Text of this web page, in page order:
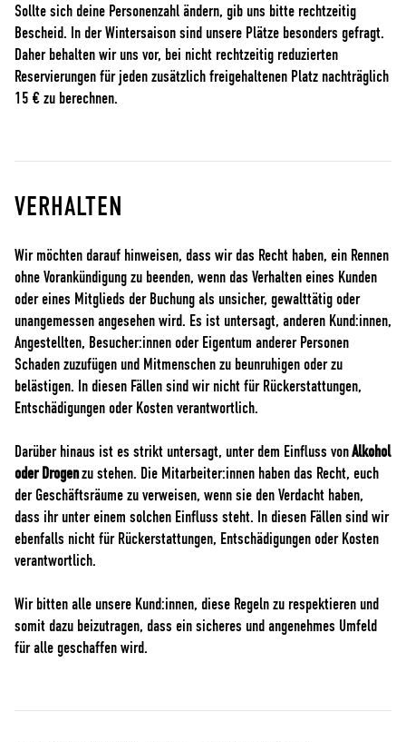
Sollte sich deine Personenzahl ändern, gib uns bitte rechtzeitig
Bescheid. In der Wintersaison sind unsere Plätze besonders gefragt.
Daher behalten wir uns vor, bei nicht rechtzeitig reduzierten
Reservierungen für jeden zusätzlich freigehaltenen Platz nachträglich
15 € zu berechnen.
VERHALTEN
Wir möchten darauf hinweisen, dass wir das Recht haben, ein Rennen
ohne Vorankündigung zu beenden, wenn das Verhalten eines Kunden
oder eines Mitglieds der Buchung als unsicher, gewalttätig oder
unangemessen angesehen wird. Es ist untersagt, anderen Kund:innen,
Angestellten, Besucher:innen oder Eigentum anderer Personen
Schaden zuzufügen und Mitmenschen zu beunruhigen oder zu
belästigen. In diesen Fällen sind wir nicht für Rückerstattungen,
Entschädigungen oder Kosten verantwortlich.
Darüber hinaus ist es strikt untersagt, unter dem Einfluss vonAlkohol
oder Drogenzu stehen. Die Mitarbeiter:innen haben das Recht, euch
der Geschäftsräume zu verweisen, wenn sie den Verdacht haben,
dass ihr unter einem solchen Einfluss steht. In diesen Fällen sind wir
ebenfalls nicht für Rückerstattungen, Entschädigungen oder Kosten
verantwortlich.
Wir bitten alle unsere Kund:innen, diese Regeln zu respektieren und
somit dazu beizutragen, dass ein sicheres und angenehmes Umfeld
für alle geschaffen wird.